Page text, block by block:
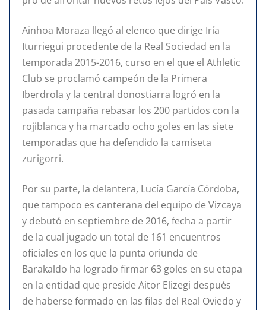
Ainhoa Moraza llegó al elenco que dirige Iría
Iturriegui procedente de la Real Sociedad en la
temporada 2015-2016, curso en el que el Athletic
Club se proclamó campeón de la Primera
Iberdrola y la central donostiarra logró en la
pasada campaña rebasar los 200 partidos con la
rojiblanca y ha marcado ocho goles en las siete
temporadas que ha defendido la camiseta
zurigorri.
Por su parte, la delantera, Lucía García Córdoba,
que tampoco es canterana del equipo de Vizcaya
y debutó en septiembre de 2016, fecha a partir
de la cual jugado un total de 161 encuentros
oficiales en los que la punta oriunda de
Barakaldo ha logrado firmar 63 goles en su etapa
en la entidad que preside Aitor Elizegi después
de haberse formado en las filas del Real Oviedo y